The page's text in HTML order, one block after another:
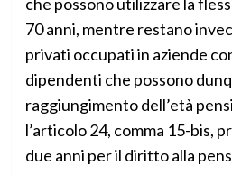
70 anni, mentre restano
privati occupati in aziende
dipendenti che possono
raggiungimento dell’età
l’articolo 24, comma 15-bis,
due anni per il diritto alla